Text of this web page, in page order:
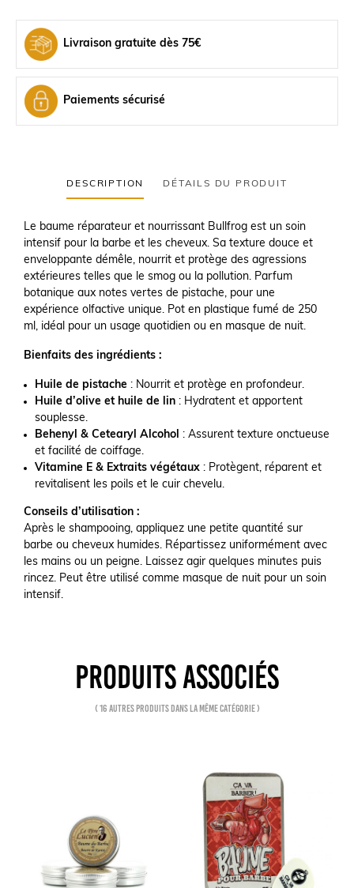
Livraison gratuite dès 75€
Paiements sécurisé
DESCRIPTION DÉTAILS DU PRODUIT
Le baume réparateur et nourrissant Bullfrog est un soin
intensif pour la barbe et les cheveux. Sa texture douce et
enveloppante démêle, nourrit et protège des agressions
extérieures telles que le smog ou la pollution. Parfum
botanique aux notes vertes de pistache, pour une
expérience olfactive unique. Pot en plastique fumé de 250
ml, idéal pour un usage quotidien ou en masque de nuit.
Bienfaits des ingrédients :
Huile de pistache : Nourrit et protège en profondeur.
Huile d’olive et huile de lin : Hydratent et apportent
souplesse.
Behenyl & Cetearyl Alcohol : Assurent texture onctueuse
et facilité de coiffage.
Vitamine E & Extraits végétaux : Protègent, réparent et
revitalisent les poils et le cuir chevelu.
Conseils d’utilisation :
Après le shampooing, appliquez une petite quantité sur
barbe ou cheveux humides. Répartissez uniformément avec
les mains ou un peigne. Laissez agir quelques minutes puis
rincez. Peut être utilisé comme masque de nuit pour un soin
intensif.
PRODUITS ASSOCIÉS
( 16 autres produits dans la même catégorie )